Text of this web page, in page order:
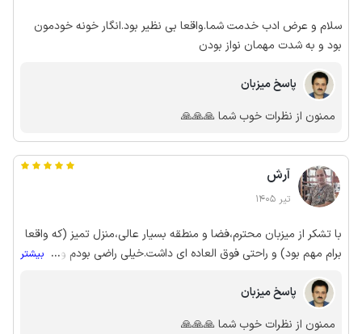
سلام و عرض ادب خدمت شما.واقعا بی نظیر بود.انگار خونه خودمون
بود و به شدت مهمان نواز بودن
پاسخ میزبان
ممنون از نظرات خوب شما 🙏🙏🙏
آرش
تیر 1405
با تشکر از میزبان محترم،فضا و منطقه بسیار عالی،منزل تمیز (که واقعا
برام مهم بود) و راحتی فوق العاده ای داشت.خیلی راضی بودم و کاملا
... بیشتر
پاسخ میزبان
ممنون از نظرات خوب شما 🙏🙏🙏